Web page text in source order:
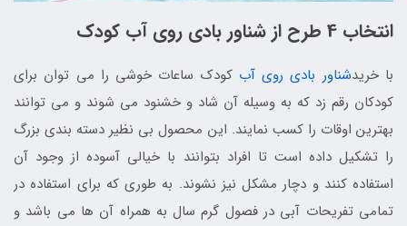
انتخاب 4 طرح از شناور بادی روی آب کودک
با خریدشناور بادی روی آب کودک ساعات خوشی را می توان برای
کودکان رقم زد که به وسیله آن شاد و خشنود می شوند و می توانند
بهترین اوقات را کسب نمایند. این محصول بی نظیر دسته بندی بزرگ
را تشکیل داده است تا افراد بتوانند با خیالی آسوده از وجود آن
استفاده کنند و دچار مشکل نیز نشوند. به طوری که برای استفاده در
تمامی تفریحات آبی در فصول گرم سال به همراه آن ها می باشد و